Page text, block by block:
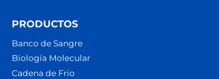
PRODUCTOS
Banco de Sangre
Biología Molecular
Cadena de Frio